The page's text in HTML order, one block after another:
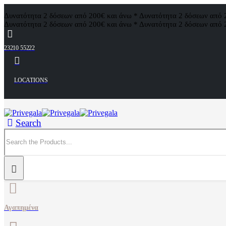
Δυνατότητα 2 δόσεων από 200€ και άνω * Δυνατότητα 2 δόσεων
Δυνατότητα 2 δόσεων από 200€ και άνω * Δυνατότητα 2 δόσεων
23210 55222
LOCATIONS
Search
Αγαπημένα